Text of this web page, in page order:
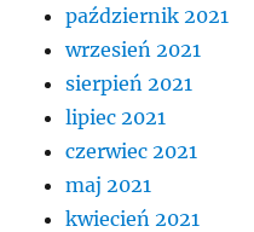
październik 2021
wrzesień 2021
sierpień 2021
lipiec 2021
czerwiec 2021
maj 2021
kwiecień 2021